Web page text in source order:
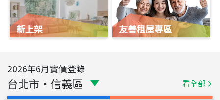
新上架 友善租屋專區
2026年6月實價登錄
台北市 ・ 信義區 看全部